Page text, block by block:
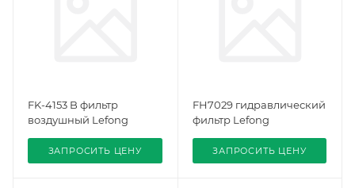
FK-4153 B фильтр
воздушный Lefong
ЗАПРОСИТЬ ЦЕНУ
FH7029 гидравлический
фильтр Lefong
ЗАПРОСИТЬ ЦЕНУ